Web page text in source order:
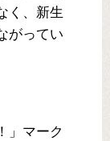
く、新生
がってい
」マーク